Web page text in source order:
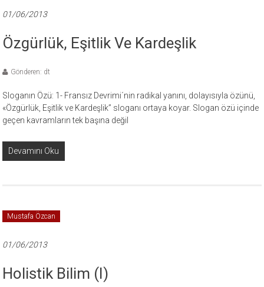
01/06/2013
Özgürlük, Eşitlik Ve Kardeşlik
Gönderen: dt
Sloganın Özü: 1- Fransız Devrimi´nin radikal yanını, dolayısıyla özünü,
«Özgürlük, Eşitlik ve Kardeşlik” sloganı ortaya koyar. Slogan özü içinde
geçen kavramların tek başına değil
Devamını Oku
Mustafa Özcan
01/06/2013
Holistik Bilim (I)